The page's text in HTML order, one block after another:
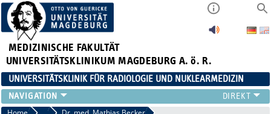
MEDIZINISCHE FAKULTÄT
UNIVERSITÄTSKLINIKUM MAGDEBURG A. ö. R.
UNIVERSITÄTSKLINIK FÜR RADIOLOGIE UND NUKLEARMEDIZIN
RADIOLOGIE